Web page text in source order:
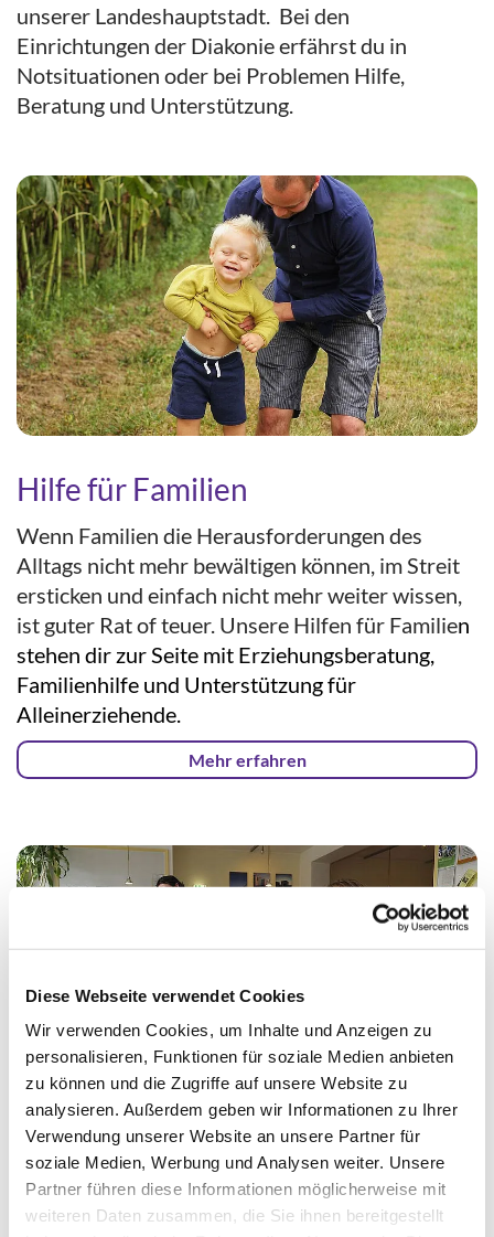
Diese Webseite verwendet Cookies
Wir verwenden Cookies, um Inhalte und Anzeigen zu
personalisieren, Funktionen für soziale Medien anbieten
zu können und die Zugriffe auf unsere Website zu
analysieren. Außerdem geben wir Informationen zu Ihrer
Verwendung unserer Website an unsere Partner für
soziale Medien, Werbung und Analysen weiter. Unsere
Partner führen diese Informationen möglicherweise mit
weiteren Daten zusammen, die Sie ihnen bereitgestellt
unserer Landeshauptstadt. Bei den
Einrichtungen der Diakonie erfährst du in
Notsituationen oder bei Problemen Hilfe,
Beratung und Unterstützung.
Hilfe für Familien
Wenn Familien die Herausforderungen des
Alltags nicht mehr bewältigen können, im Streit
ersticken und einfach nicht mehr weiter wissen,
ist guter Rat of teuer. Unsere Hilfen für Familien
stehen dir zur Seite mit Erziehungsberatung,
Familienhilfe und Unterstützung für
Alleinerziehende.
Mehr erfahren
Hilfe bei Armut und
Wohnungslosigkeit